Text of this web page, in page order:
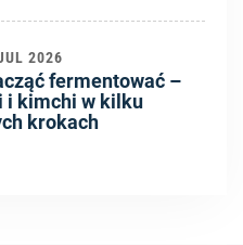
2026
fermentować –
i kimchi w kilku
krokach